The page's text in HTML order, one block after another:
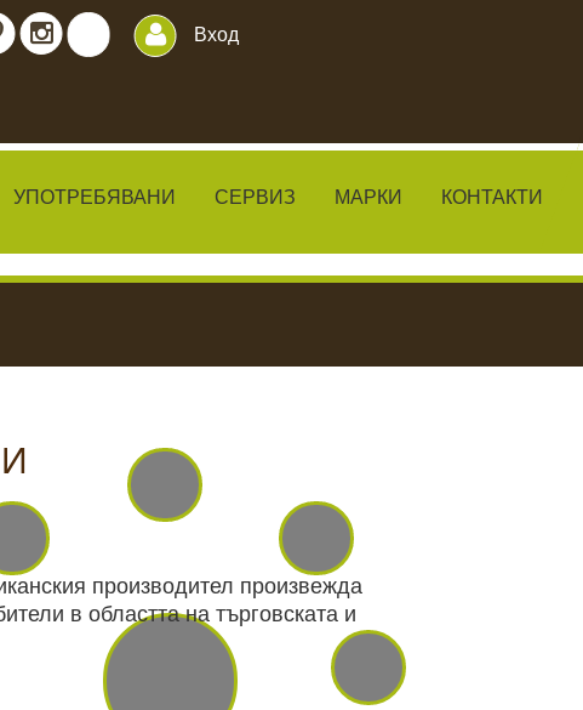
Вход
УПОТРЕБЯВАНИ СЕРВИЗ МАРКИ КОНТАКТИ
И ХОБИ ЛОВНО ОБЛЕКЛО
производител произвежда
в областта на търговската и